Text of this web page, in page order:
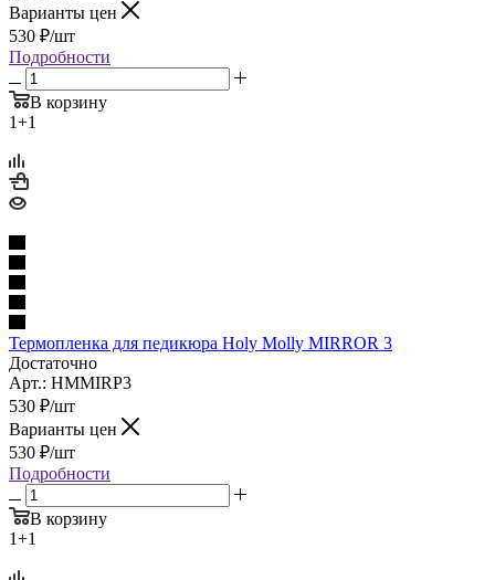
Варианты цен
530 ₽/шт
Подробности
В корзину
1+1
Термопленка для педикюра Holy Molly MIRROR 3
Достаточно
Арт.: HMMIRP3
530 ₽/шт
Варианты цен
530 ₽/шт
Подробности
В корзину
1+1